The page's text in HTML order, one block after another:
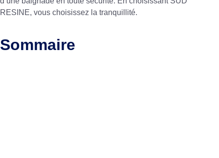
RESINE, vous choisissez la tranquillité.
Sommaire